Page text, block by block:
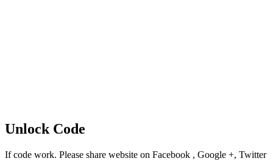
Unlock Code
If code work. Please share website on Facebook , Google +, Twitter